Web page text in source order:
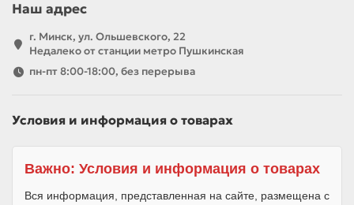
Наш адрес
г. Минск, ул. Ольшевского, 22
Недалеко от станции метро Пушкинская
пн-пт 8:00-18:00, без перерыва
Условия и информация о товарах
Важно: Условия и информация о товарах
Вся информация, представленная на сайте, размещена с